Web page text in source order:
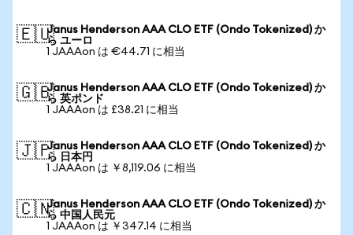
🇪🇺Janus Henderson AAA CLO ETF (Ondo Tokenized) か
ら ユーロ
1 JAAAon は €44.71 に相当
🇬🇧Janus Henderson AAA CLO ETF (Ondo Tokenized) か
ら 英ポンド
1 JAAAon は £38.21 に相当
🇯🇵Janus Henderson AAA CLO ETF (Ondo Tokenized) か
ら 日本円
1 JAAAon は ￥8,119.06 に相当
🇨🇳Janus Henderson AAA CLO ETF (Ondo Tokenized) か
ら 中国人民元
1 JAAAon は ￥347.14 に相当